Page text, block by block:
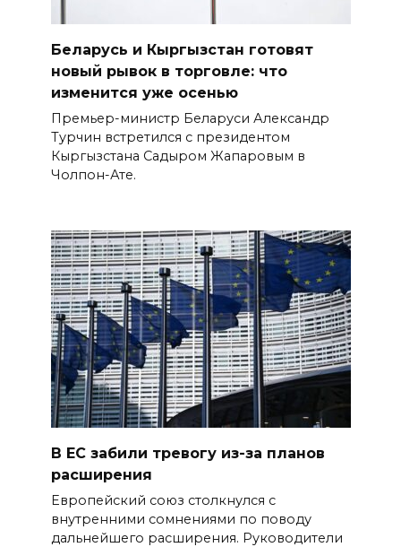
Беларусь и Кыргызстан готовят
новый рывок в торговле: что
изменится уже осенью
Премьер-министр Беларуси Александр
Турчин встретился с президентом
Кыргызстана Садыром Жапаровым в
Чолпон-Ате.
В ЕС забили тревогу из-за планов
расширения
Европейский союз столкнулся с
внутренними сомнениями по поводу
дальнейшего расширения. Руководители